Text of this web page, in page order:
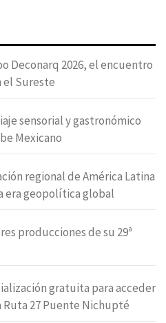
Deconarq 2026, el encuentro
el Sureste
sensorial y gastronómico
Mexicano
regional de América Latina
era geopolítica global
producciones de su 29ª
gratuita para acceder
Ruta 27 Puente Nichupté